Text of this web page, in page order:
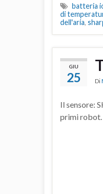
batteria
di
dell'aria,
GIU
25 Di
Il sensore:
primi robot.